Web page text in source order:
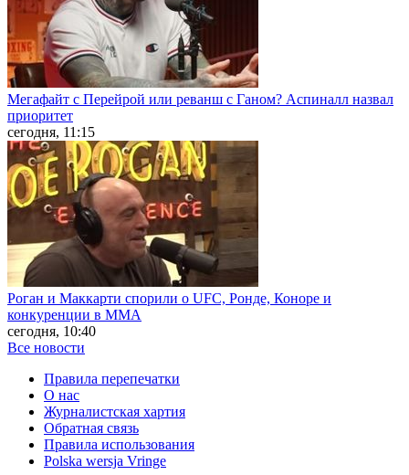
Мегафайт с Перейрой или реванш с Ганом? Аспиналл назвал
приоритет
сегодня, 11:15
Роган и Маккарти спорили о UFC, Ронде, Коноре и
конкуренции в ММА
сегодня, 10:40
Все новости
Правила перепечатки
О нас
Журналистская хартия
Обратная связь
Правила использования
Polska wersja Vringe